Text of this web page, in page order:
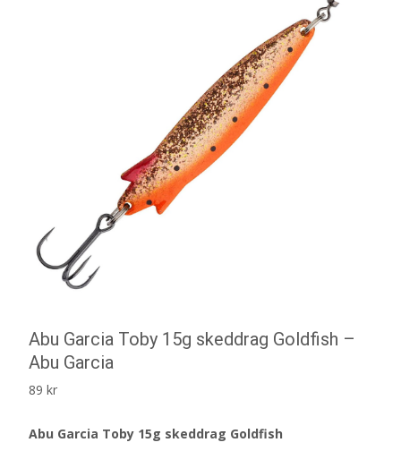
Abu Garcia Toby 15g skeddrag Goldfish –
Abu Garcia
89 kr
Abu Garcia Toby 15g skeddrag Goldfish